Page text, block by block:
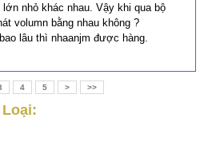
nhỏ khác nhau. Vậy khi qua bộ
volumn bằng nhau không ?
lâu thì nhaanjm được hàng.
4 5 > >>